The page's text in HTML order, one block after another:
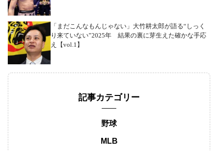
「まだこんなもんじゃない」大竹耕太郎が語る“しっく
り来ていない”2025年 結果の裏に芽生えた確かな手応
え【vol.1】
記事カテゴリー
野球
MLB